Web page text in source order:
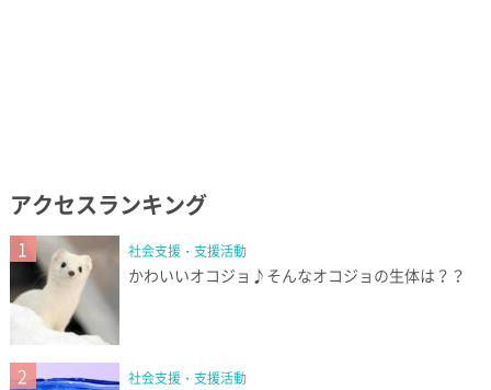
アクセスランキング
1 社会支援・支援活動
かわいいオコジョ♪そんなオコジョの生体は？？
2 社会支援・支援活動